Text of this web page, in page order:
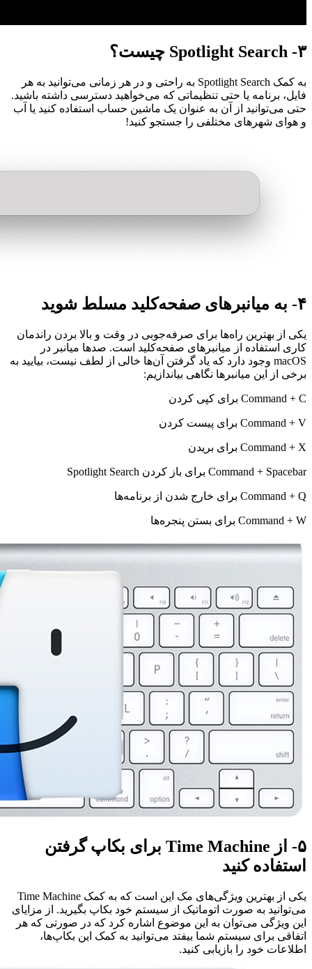
۳- Spotlight Search چیست؟
به کمک Spotlight Search به راحتی و در هر زمانی می‌توانید به هر
فایل، برنامه یا حتی تنظیماتی که می‌خواهید دسترسی داشته باشید.
حتی می‌توانید از آن به عنوان یک ماشین حساب استفاده کنید یا آب
و هوای شهر‌های مختلفی را جستجو کنید!
۴- به میانبر‌های صفحه‌کلید مسلط شوید
یکی از بهترین راه‌ها برای صرفه‌جوبی در وقت و بالا بردن راندمان
کاری استفاده از میانبرهای صفحه‌کلید است. صدها میانبر در
macOS وجود دارد که یاد گرفتن آن‌ها خالی از لطف نیست، بیایید به
برخی از این میانبرها نگاهی بیاندازیم:
Command + C برای کپی کردن
Command + V برای پیست کردن
Command + X برای بریدن
Command + Spacebar برای باز کردن Spotlight Search
Command + Q برای خارج شدن از برنامه‌ها
Command + W برای بستن پنجره‌ها
۵- از Time Machine برای بکاپ گرفتن
استفاده کنید
یکی از بهترین ویژگی‌های مک این است که به کمک Time Machine
می‌توانید به صورت اتوماتیک از سیستم خود بکاپ بگیرید. از مزایای
این ویژگی می‌توان به این موضوع اشاره کرد که در صورتی که هر
اتفاقی برای سیستم شما بیفتد می‌توانید به کمک این بکاپ‌ها،
اطلاعات خود را بازیابی کنید.